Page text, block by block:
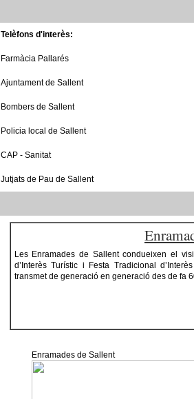
Telèfons d'interès:
Farmàcia Pallarés
Ajuntament de Sallent
Bombers de Sallent
Policia local de Sallent
CAP - Sanitat
Jutjats de Pau de Sallent
Les Enramades de Sallent condueixen el
d’Interès Turístic i Festa Tradicional
transmet de generació en generació des de fa
Enramades de Sallent